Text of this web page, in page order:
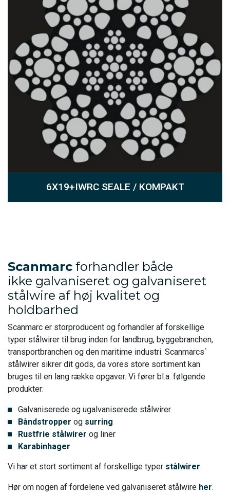
6X19+IWRC SEALE / KOMPAKT
Scanmarc forhandler både
ikke galvaniseret og galvaniseret
stålwire af høj kvalitet og
holdbarhed
Scanmarc er storproducent og forhandler af forskellige
typer stålwirer til brug inden for landbrug, byggebranchen,
transportbranchen og den maritime industri. Scanmarcs´
stålwirer sikrer dit gods, da vores store sortiment kan
bruges til en lang række opgaver. Vi fører bl.a. følgende
produkter:
Galvaniserede og ugalvaniserede stålwirer
Båndstropper og surring
Rustfrie stålwirer og liner
Karabinhager
Vi har et stort sortiment af forskellige typer stålwirer.
Hør om nogen af fordelene ved galvaniseret stålwire her.